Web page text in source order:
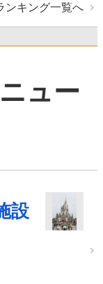
ンキング一覧へ
ュー
設